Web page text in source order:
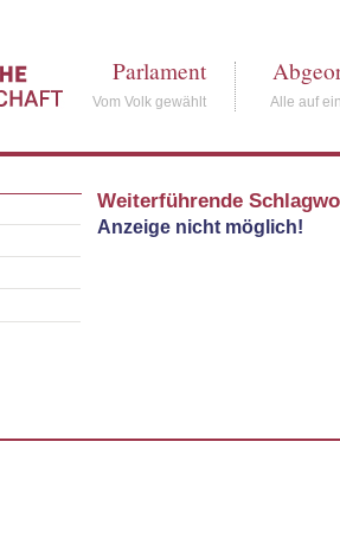
Parlament
Vom Volk gewählt Alle auf
Weiterführende
Anzeige nicht möglich!